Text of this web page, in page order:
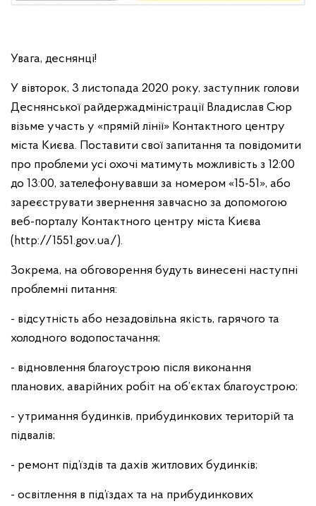
Увага, деснянці!
У вівторок, 3 листопада 2020 року, заступник голови
Деснянської райдержадміністрації Владислав Сюр
візьме участь у «прямій лінії» Контактного центру
міста Києва. Поставити свої запитання та повідомити
про проблеми усі охочі матимуть можливість з 12:00
до 13:00, зателефонувавши за номером «15-51», або
зареєструвати звернення завчасно за допомогою
веб-порталу Контактного центру міста Києва
(http://1551.gov.ua/).
Зокрема, на обговорення будуть винесені наступні
проблемні питання:
- відсутність або незадовільна якість, гарячого та
холодного водопостачання;
- відновлення благоустрою після виконання
планових, аварійних робіт на об’єктах благоустрою;
- утримання будинків, прибудинкових територій та
підвалів;
- ремонт під’їздів та дахів житлових будинків;
- освітлення в під’їздах та на прибудинкових